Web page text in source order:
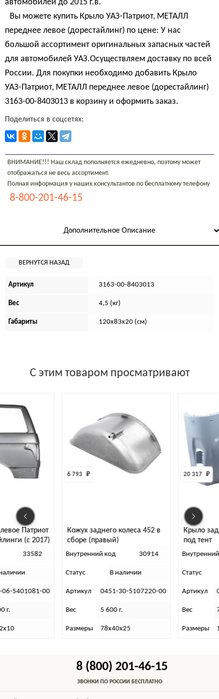
автомобилей до 2015 г.в.
Вы можете купить Крыло УАЗ-Патриот, МЕТАЛЛ
переднее левое (дорестайлинг) по цене: У нас
большой ассортимент оригинальных запасных частей
для автомобилей УАЗ.Осуществляем доставку по всей
России. Для покупки необходимо добавить Крыло
УАЗ-Патриот, МЕТАЛЛ переднее левое (дорестайлинг)
3163-00-8403013 в корзину и оформить заказ.
Поделиться в соцсетях:
ВНИМАНИЕ!!! Наш склад пополняется ежедневно, поэтому может
отображаться не весь ассортимент.
Полная информация у наших консультантов по бесплатному телефону
8-800-201-46-15
Дополнительное Описание
Артикул 3163-00-8403013
Вес 4,5 (кг)
Габариты 120х83х20 (см)
С этим товаром просматривают
2017)
00
Кожух заднего колеса 452 в
сборе (правый)
Внутренний код 30914
В наличии
Артикул 0451-30-5107220-00
5 600 г.
Размеры 78х40х25
Крыло заднее
под тент
₽
Внутренний код
В
Артикул 0469-
7 000 г.
Размеры
8 (800) 201-46-15
ЗВОНКИ ПО РОССИИ БЕСПЛАТНО